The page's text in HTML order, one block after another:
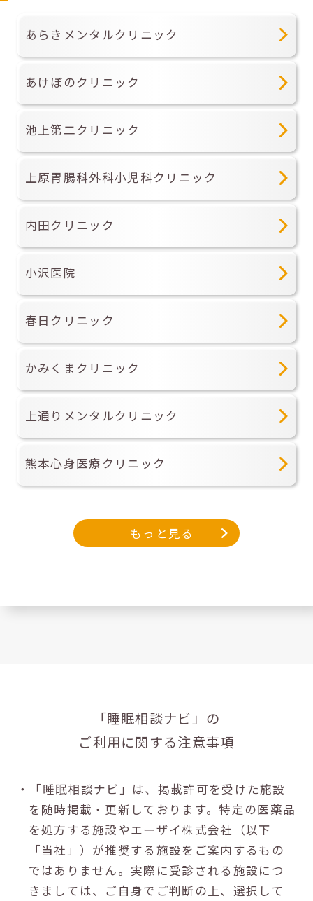
あらきメンタルクリニック
あけぼのクリニック
池上第二クリニック
上原胃腸科外科小児科クリニック
内田クリニック
小沢医院
春日クリニック
かみくまクリニック
上通りメンタルクリニック
熊本心身医療クリニック
もっと見る
「睡眠相談ナビ」の
ご利用に関する注意事項
・「睡眠相談ナビ」は、掲載許可を受けた施設
を随時掲載・更新しております。特定の医薬品
を処方する施設やエーザイ株式会社（以下
「当社」）が推奨する施設をご案内するもの
ではありません。実際に受診される施設につ
きましては、ご自身でご判断の上、選択して